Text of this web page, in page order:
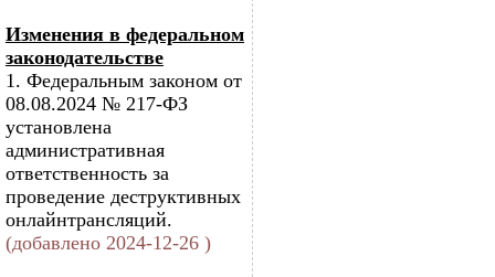
Изменения в федеральном
законодательстве
1. Федеральным законом от
08.08.2024 № 217-ФЗ
установлена
административная
ответственность за
проведение деструктивных
онлайнтрансляций.
(добавлено 2024-12-26 )